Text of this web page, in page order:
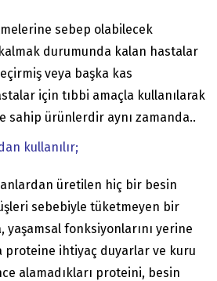
sebep olabilecek
durumunda kalan hastalar
veya başka kas
için tıbbi amaçla kullanılarak
sahip ürünlerdir aynı zamanda..
kullanılır;
üretilen hiç bir besin
sebebiyle tüketmeyen bir
yaşamsal fonksiyonlarını yerine
proteine ihtiyaç duyarlar ve kuru
alamadıkları proteini, besin